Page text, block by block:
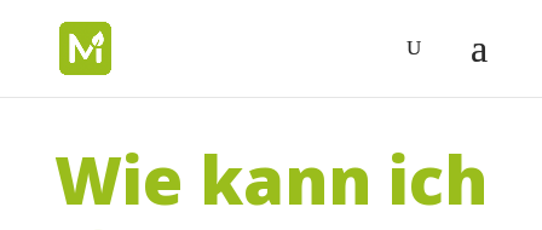
Wie kann ich